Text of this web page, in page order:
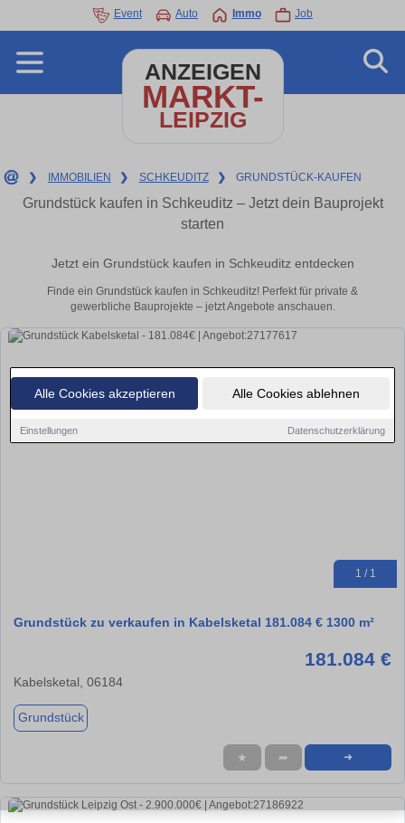
Alle Cookies akzeptieren Alle Cookies ablehnen
Einstellungen Datenschutzerklärung
Event Auto Immo Job
ANZEIGEN
MARKT-
LEIPZIG
❯ IMMOBILIEN ❯ SCHKEUDITZ ❯ GRUNDSTÜCK-KAUFEN
Grundstück kaufen in Schkeuditz – Jetzt dein Bauprojekt
starten
Jetzt ein Grundstück kaufen in Schkeuditz entdecken
Finde ein Grundstück kaufen in Schkeuditz! Perfekt für private &
gewerbliche Bauprojekte – jetzt Angebote anschauen.
1 / 1
Grundstück zu verkaufen in Kabelsketal 181.084 € 1300 m²
181.084 €
Kabelsketal, 06184
Grundstück
★ ➦ ➜